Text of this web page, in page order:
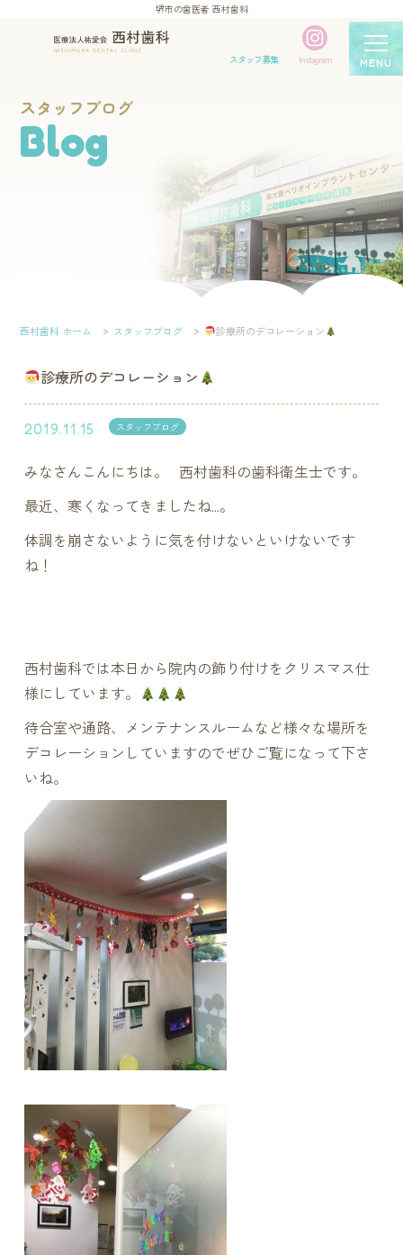
堺市の歯医者 西村歯科
スタッフ募集 Instagram MENU
スタッフブログ
Blog
西村歯科 ホーム スタッフブログ 診療所のデコレーション
診療所のデコレーション
2019.11.15 スタッフブログ
みなさんこんにちは。 西村歯科の歯科衛生士です。
最近、寒くなってきましたね…。
体調を崩さないように気を付けないといけないです
ね！
西村歯科では本日から院内の飾り付けをクリスマス仕
様にしています。
待合室や通路、メンテナンスルームなど様々な場所を
デコレーションしていますのでぜひご覧になって下さ
いね。